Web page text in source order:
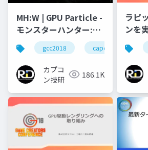
MH:W | GPU Particle -
モンスターハンター:ワ
ールドにおけるGPU
Particleの実装
gcc2018 capcom
カプコ
ン技研
186.1K
ラピ
ンを